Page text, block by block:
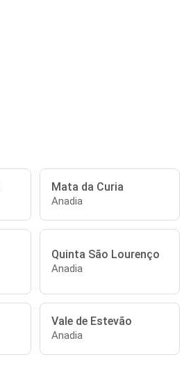
Mata da Curia
Anadia
Quinta São Lourenço
Anadia
Vale de Estevão
Anadia